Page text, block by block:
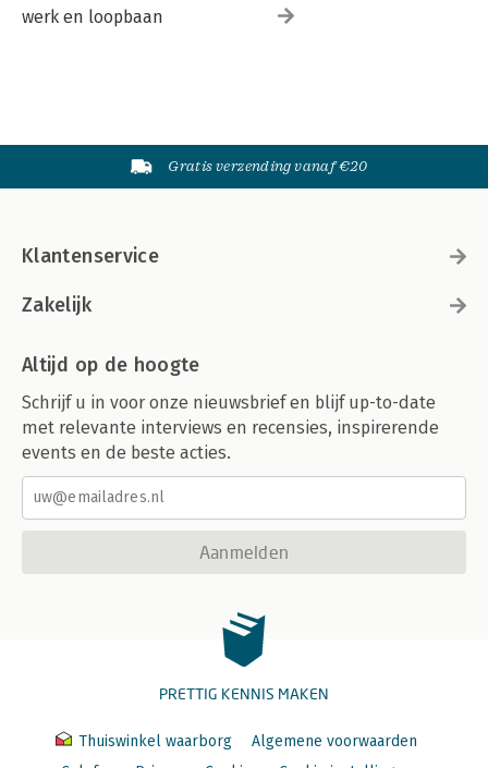
werk en loopbaan
Gratis verzending vanaf €20
Klantenservice
Zakelijk
Altijd op de hoogte
Schrijf u in voor onze nieuwsbrief en blijf up-to-date
met relevante interviews en recensies, inspirerende
events en de beste acties.
Aanmelden
PRETTIG KENNIS MAKEN
Thuiswinkel waarborg
Algemene voorwaarden